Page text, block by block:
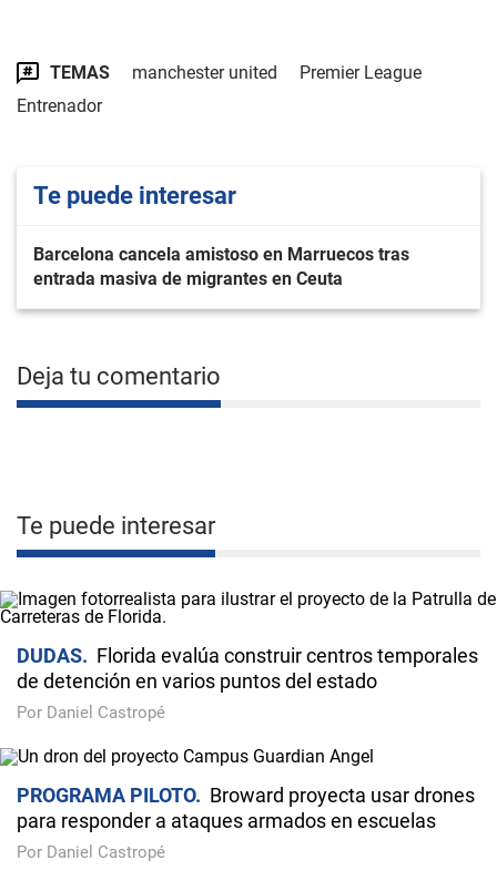
TEMAS manchester united
Premier League
Entrenador
Te puede interesar
Barcelona cancela amistoso en Marruecos tras
entrada masiva de migrantes en Ceuta
Deja tu comentario
Te puede interesar
DUDAS
Florida evalúa construir centros temporales
de detención en varios puntos del estado
Por Daniel Castropé
PROGRAMA PILOTO
Broward proyecta usar drones
para responder a ataques armados en escuelas
Por Daniel Castropé